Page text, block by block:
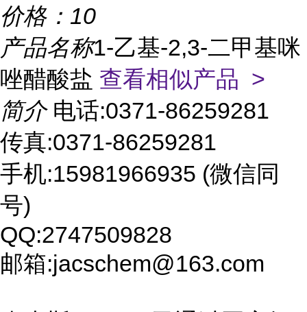
价格： 10
产品名称1-乙基-2,3-二甲基咪
唑醋酸盐 查看相似产品 >
简介 电话:0371-86259281
传真:0371-86259281
手机:15981966935 (微信同
号)
QQ:2747509828
邮箱:jacschem@163.com